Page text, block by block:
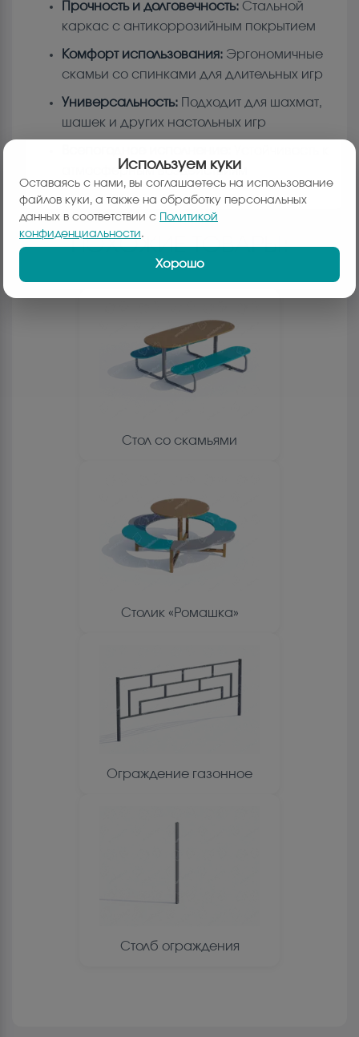
Прочность и долговечность: Стальной
каркас с антикоррозийным покрытием
Комфорт использования: Эргономичные
скамьи со спинками для длительных игр
Универсальность: Подходит для шахмат,
шашек и других настольных игр
атмосферным воздействиям
ПОХОЖИЕ ТОВАРЫ:
Стол со скамьями
Столик «Ромашка»
Ограждение газонное
Столб ограждения
Используем куки
Оставаясь с нами, вы соглашаетесь на использование
файлов куки, а также на обработку персональных
данных в соответствии с Политикой
конфиденциальности.
Хорошо